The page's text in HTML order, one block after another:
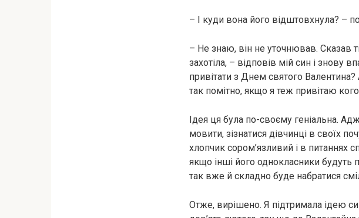
– І куди вона його відштовхнула? –
– Не знаю, він не уточнював. Сказав
захотіла, – відповів мій син і знову
привітати з Днем святого
так помітно, якщо я теж привітаю
Ідея ця була по-своєму геніальна.
мовити, зізнатися дівчинці в своїх
хлопчик сором’язливий і в питаннях
якщо інші його однокласники будуть
так вже й складно буде набратися
Отже, вирішено. Я підтримала ідею